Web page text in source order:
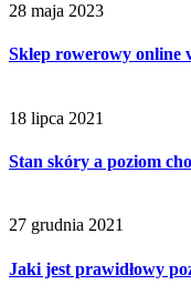
28 maja 2023
Sklep rowerowy online
18 lipca 2021
Stan skóry a poziom
27 grudnia 2021
Jaki jest prawidłowy